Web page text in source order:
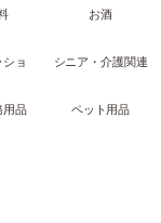
お酒
ョ
シニア・介護関連
用品 ペット用品